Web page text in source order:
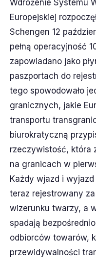
Wdrożenie Systemu
Europejskiej
Schengen 12
pełną operacyjność
zapowiadano jako
paszportach do
tego spowodowało
granicznych, jakie
transportu
biurokratyczną
rzeczywistość, która
na granicach w
Każdy wjazd i
teraz rejestrowany
wizerunku twarzy, a
spadają
odbiorców towarów,
przewidywalności